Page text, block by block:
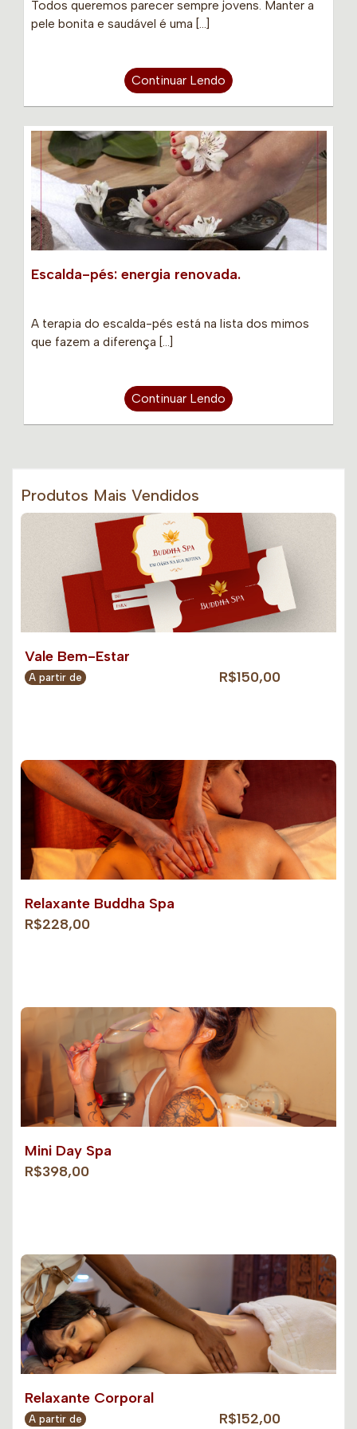
Todos queremos parecer sempre jovens. Manter a
pele bonita e saudável é uma […]
Continuar Lendo
Escalda-pés: energia renovada.
A terapia do escalda-pés está na lista dos mimos
que fazem a diferença […]
Continuar Lendo
Produtos Mais Vendidos
Vale Bem-Estar
A partir de R$150,00
Relaxante Buddha Spa
R$228,00
Mini Day Spa
R$398,00
Relaxante Corporal
A partir de R$152,00